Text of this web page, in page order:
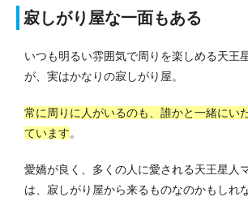
寂しがり屋な一面もある
いつも明るい雰囲気で周りを楽しめる天王
が、実はかなりの寂しがり屋。
常に周りに人がいるのも、誰かと一緒にい
ています。
愛嬌が良く、多くの人に愛される天王星人
は、寂しがり屋から来るものなのかもしれ